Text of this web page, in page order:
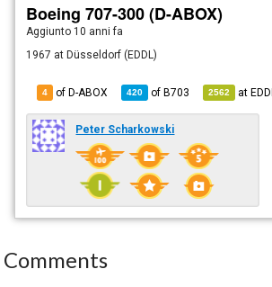
Boeing 707-300 (D-ABOX)
Aggiunto 10 anni fa
1967 at Düsseldorf (EDDL)
4 of D-ABOX 420 ofB703 2562 atEDDL
Peter Scharkowski
Comments